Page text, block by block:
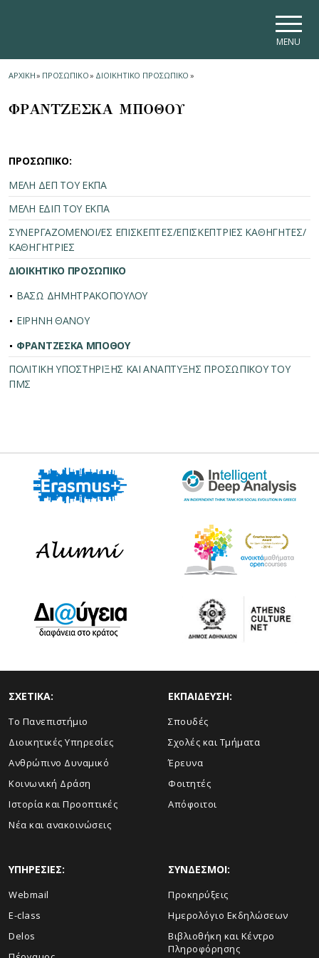
MENU
ΑΡΧΙΚΗ» ΠΡΟΣΩΠΙΚΟ» ΔΙΟΙΚΗΤΙΚΟ ΠΡΟΣΩΠΙΚΟ »
ΦΡΑΝΤΖΕΣΚΑ ΜΠΟΘΟΥ
ΠΡΟΣΩΠΙΚΟ:
ΜΕΛΗ ΔΕΠ ΤΟΥ ΕΚΠΑ
ΜΕΛΗ ΕΔΙΠ ΤΟΥ ΕΚΠΑ
ΣΥΝΕΡΓΑΖΟΜΕΝΟΙ/ΕΣ ΕΠΙΣΚΕΠΤΕΣ/ΕΠΙΣΚΕΠΤΡΙΕΣ ΚΑΘΗΓΗΤΕΣ/
ΚΑΘΗΓΗΤΡΙΕΣ
ΔΙΟΙΚΗΤΙΚΟ ΠΡΟΣΩΠΙΚΟ
ΒΑΣΩ ΔΗΜΗΤΡΑΚΟΠΟΥΛΟΥ
ΕΙΡΗΝΗ ΘΑΝΟΥ
ΦΡΑΝΤΖΕΣΚΑ ΜΠΟΘΟΥ
ΠΟΛΙΤΙΚΗ ΥΠΟΣΤΗΡΙΞΗΣ ΚΑΙ ΑΝΑΠΤΥΞΗΣ ΠΡΟΣΩΠΙΚΟΥ ΤΟΥ
ΠΜΣ
ΣΧΕΤΙΚΑ:
Το Πανεπιστήμιο
Διοικητικές Υπηρεσίες
Ανθρώπινο Δυναμικό
Κοινωνική Δράση
Ιστορία και Προοπτικές
Νέα και ανακοινώσεις
ΕΚΠΑΙΔΕΥΣΗ:
Σπουδές
Σχολές και Τμήματα
Έρευνα
Φοιτητές
Απόφοιτοι
ΥΠΗΡΕΣΙΕΣ:
Webmail
E-class
Delos
ΣΥΝΔΕΣΜΟΙ:
Προκηρύξεις
Ημερολόγιο Εκδηλώσεων
Βιβλιοθήκη και Κέντρο
Πληροφόρησης